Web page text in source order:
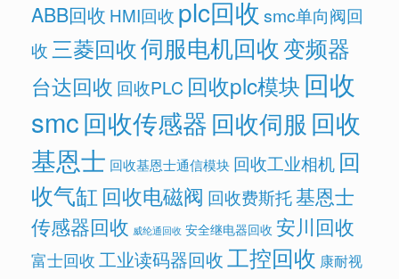
ABB回收 HMI回收 plc回收 smc单向阀回
收 三菱回收伺服电机回收变频器
台达回收 回收PLC 回收plc模块 回收
smc回收传感器回收伺服 回收
基恩士 回收基恩士通信模块 回收工业相机 回
收气缸 回收电磁阀 回收费斯托基恩士
传感器回收 威纶通回收 安全继电器回收 安川回收
富士回收 工业读码器回收工控回收 康耐视